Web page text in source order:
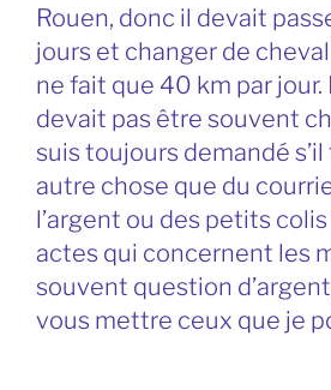
Rouen, donc il devait
jours et changer de
ne fait que 40 km par jour.
devait pas être souvent
suis toujours demandé
autre chose que du
l’argent ou des petits colis
actes qui concernent les
souvent question
vous mettre ceux que je